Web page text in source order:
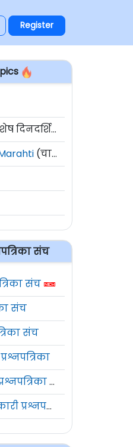
Register
दिनदर्शिका)
(चालू घडामोडी)
संच
संच
संच
संच
विक्रीकर निरीक्षक प्रश्नपत्रिका संच
सहाय्यक कक्ष अधिकारी प्रश्नपत्रिका संच